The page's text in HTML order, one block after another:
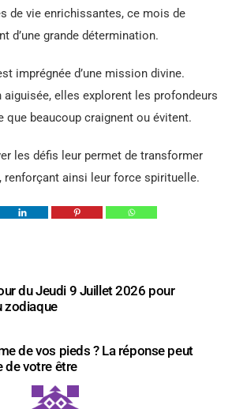
de vie enrichissantes, ce mois de
d’une grande détermination.
imprégnée d’une mission divine.
aiguisée, elles explorent les profondeurs
que beaucoup craignent ou évitent.
les défis leur permet de transformer
renforçant ainsi leur force spirituelle.
du Jeudi 9 Juillet 2026 pour
zodiaque
de vos pieds ? La réponse peut
de votre être